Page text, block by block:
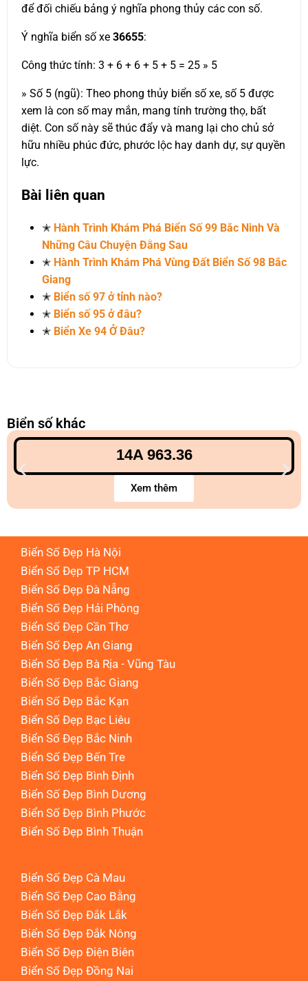
để đối chiếu bảng ý nghĩa phong thủy các con số.
Ý nghĩa biển số xe 36655:
Công thức tính: 3 + 6 + 6 + 5 + 5 = 25 » 5
» Số 5 (ngũ): Theo phong thủy biển số xe, số 5 được
xem là con số may mắn, mang tính trường thọ, bất
diệt. Con số này sẽ thúc đẩy và mang lại cho chủ sở
hữu nhiều phúc đức, phước lộc hay danh dự, sự quyền
lực.
Bài liên quan
✭ Hành Trình Khám Phá Biển Số 99 Bắc Ninh Và
Những Câu Chuyện Đằng Sau
✭ Hành Trình Khám Phá Vùng Đất Biển Số 98 Bắc
Giang
✭ Biển số 97 ở tỉnh nào?
✭ Biển số 95 ở đâu?
✭ Biển Xe 94 Ở Đâu?
Biển số khác
14A 963.36
Xem thêm
Biển Số Đẹp Hà Nội
Biển Số Đẹp TP HCM
Biển Số Đẹp Đà Nẵng
Biển Số Đẹp Hải Phòng
Biển Số Đẹp Cần Thơ
Biển Số Đẹp An Giang
Biển Số Đẹp Bà Rịa - Vũng Tàu
Biển Số Đẹp Bắc Giang
Biển Số Đẹp Bắc Kạn
Biển Số Đẹp Bạc Liêu
Biển Số Đẹp Bắc Ninh
Biển Số Đẹp Bến Tre
Biển Số Đẹp Bình Định
Biển Số Đẹp Bình Dương
Biển Số Đẹp Bình Phước
Biển Số Đẹp Bình Thuận
Biển Số Đẹp Cà Mau
Biển Số Đẹp Cao Bằng
Biển Số Đẹp Đắk Lắk
Biển Số Đẹp Đắk Nông
Biển Số Đẹp Điện Biên
Biển Số Đẹp Đồng Nai